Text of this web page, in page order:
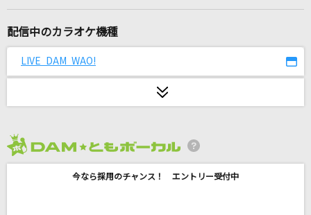
Monopoly
乃木坂46
輝く未来[塔の上のラプンツェル]
小此木まり/畠中洋
配信中のカラオケ機種
LIVE DAM WAO!
今なら採用のチャンス！ エントリー受付中